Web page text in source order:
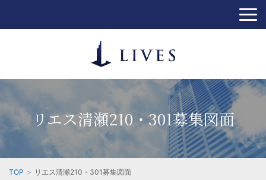
リエス清瀬210・301募集図面
TOP リエス清瀬210・301募集図面